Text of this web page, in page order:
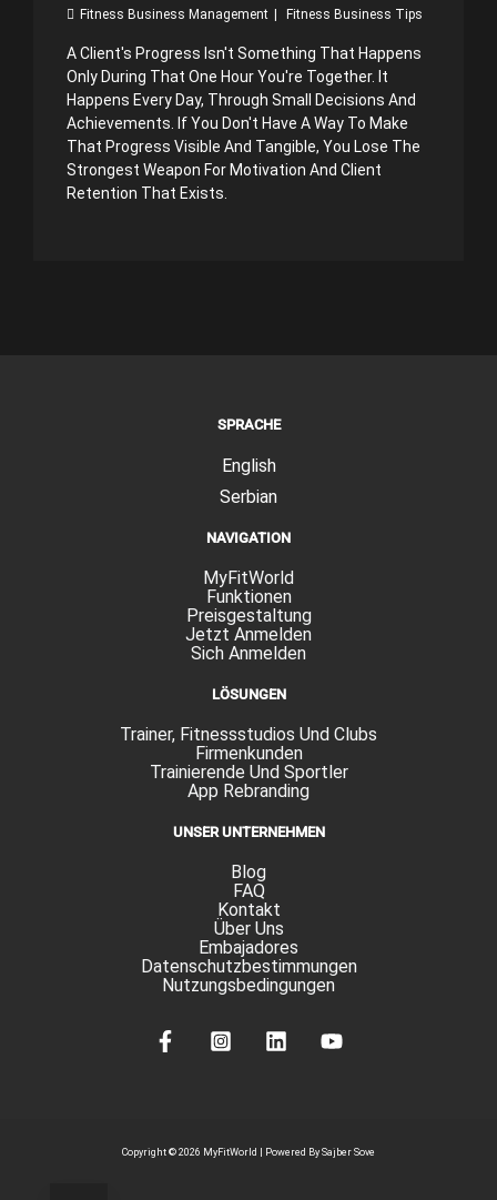
Fitness Business Management Fitness Business Tips
A Client's Progress Isn't Something That Happens
Only During That One Hour You're Together. It
Happens Every Day, Through Small Decisions And
Achievements. If You Don't Have A Way To Make
That Progress Visible And Tangible, You Lose The
Strongest Weapon For Motivation And Client
Retention That Exists.
SPRACHE
English
Serbian
NAVIGATION
MyFitWorld
Funktionen
Preisgestaltung
Jetzt Anmelden
Sich Anmelden
LÖSUNGEN
Trainer, Fitnessstudios Und Clubs
Firmenkunden
Trainierende Und Sportler
App Rebranding
UNSER UNTERNEHMEN
Blog
FAQ
Kontakt
Über Uns
Embajadores
Datenschutzbestimmungen
Nutzungsbedingungen
Copyright © 2026 MyFitWorld | Powered By Sajber Sove